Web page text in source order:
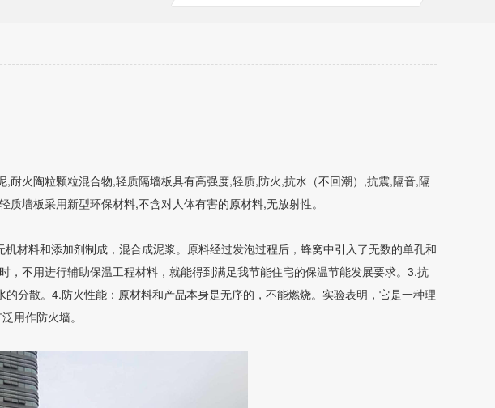
耐火陶粒颗粒混合物,轻质隔墙板具有高强度,轻质,防火,抗水（不回潮）,抗震,隔音,隔
墙板采用新型环保材料,不含对人体有害的原材料,无放射性。
材料和添加剂制成，混合成泥浆。原料经过发泡过程后，蜂窝中引入了无数的单孔和
不用进行辅助保温工程材料，就能得到满足我节能住宅的保温节能发展要求。3.抗
分散。4.防火性能：原材料和产品本身是无序的，不能燃烧。实验表明，它是一种理
用作防火墙。